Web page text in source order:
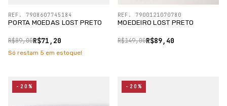
PORTA MOEDAS LOST PRETO
R$71,20
R$89,00
REF. 7908607745184
Só restam 5 em estoque!
MOEDEIRO LOST PRETO
R$89,40
R$149,00
REF. 7900121070780
-20% -20%